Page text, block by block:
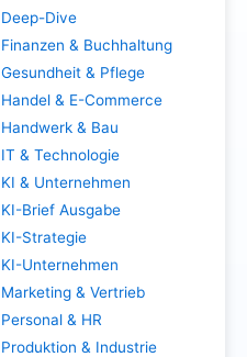
Deep-Dive
Finanzen & Buchhaltung
Gesundheit & Pflege
Handel & E-Commerce
Handwerk & Bau
IT & Technologie
KI & Unternehmen
KI-Brief Ausgabe
KI-Strategie
KI-Unternehmen
Marketing & Vertrieb
Personal & HR
Produktion & Industrie